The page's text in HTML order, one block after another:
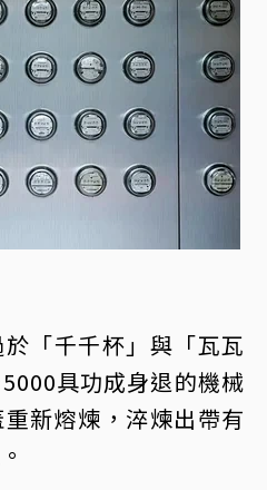
「千千杯」與「瓦瓦
具功成身退的機械
新熔煉，淬煉出帶有